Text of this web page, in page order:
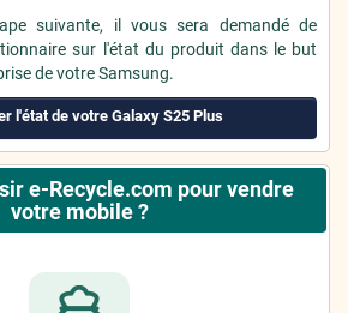
suivante, il vous sera demandé de
sur l'état du produit dans le but
de votre Samsung.
l'état de votre Galaxy S25 Plus
e-Recycle.com pour vendre
votre mobile ?